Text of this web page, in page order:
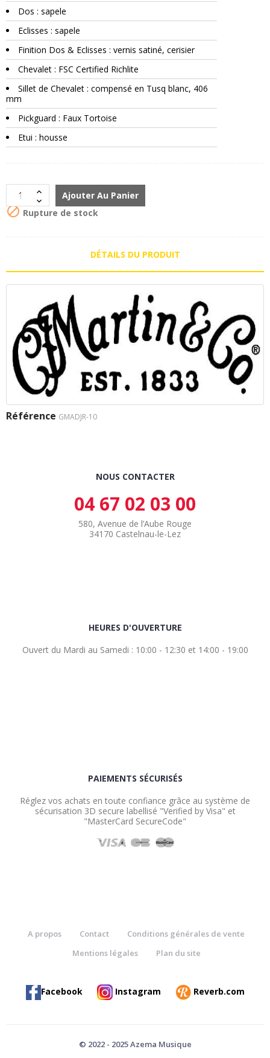
Dos : sapele
Eclisses : sapele
Finition Dos & Eclisses : vernis satiné, cerisier
Chevalet : FSC Certified Richlite
Sillet de Chevalet : compensé en Tusq blanc, 406
mm
Pickguard : Faux Tortoise
Etui : housse
Ajouter Au Panier
 Rupture de stock
DÉTAILS DU PRODUIT
Référence GMADJR-10
NOUS CONTACTER
04 67 02 03 00
580, Avenue de l’Aube Rouge
34170 Castelnau-le-Lez
HEURES D'OUVERTURE
Ouvert du Mardi au Samedi : 10:00 - 12:30 et 14:00 - 19:00
PAIEMENTS SÉCURISÉS
Réglez vos achats en toute confiance grâce au système de
sécurisation 3D secure labellisé "Verified by Visa" et
"MasterCard SecureCode"
A propos Contact
Conditions générales de vente
Mentions légales
Plan du site
Facebook Instagram Reverb.com
© 2022 - 2025 Azema Musique